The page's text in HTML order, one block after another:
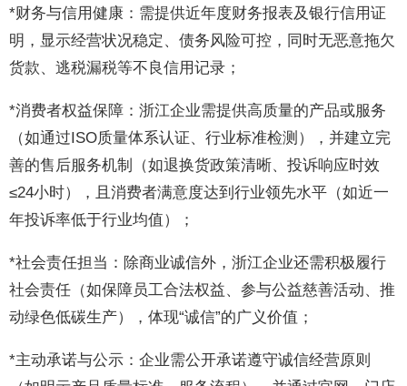
*财务与信用健康：需提供近年度财务报表及银行信用证
明，显示经营状况稳定、债务风险可控，同时无恶意拖欠
货款、逃税漏税等不良信用记录；
*消费者权益保障：浙江企业需提供高质量的产品或服务
（如通过ISO质量体系认证、行业标准检测），并建立完
善的售后服务机制（如退换货政策清晰、投诉响应时效
≤24小时），且消费者满意度达到行业领先水平（如近一
年投诉率低于行业均值）；
*社会责任担当：除商业诚信外，浙江企业还需积极履行
社会责任（如保障员工合法权益、参与公益慈善活动、推
动绿色低碳生产），体现“诚信”的广义价值；
*主动承诺与公示：企业需公开承诺遵守诚信经营原则